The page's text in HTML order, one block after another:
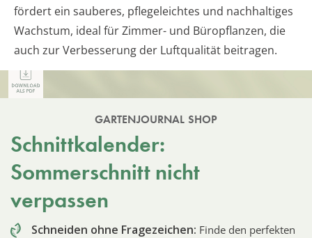
fördert ein sauberes, pflegeleichtes und nachhaltiges
Wachstum, ideal für Zimmer- und Büropflanzen, die
auch zur Verbesserung der Luftqualität beitragen.
GARTENJOURNAL SHOP
Schnittkalender:
Sommerschnitt nicht
verpassen
Schneiden ohne Fragezeichen: Finde den perfekten